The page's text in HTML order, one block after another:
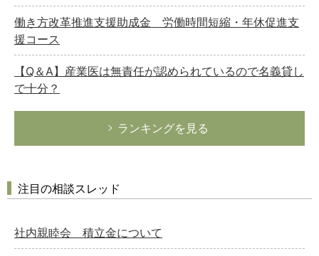
働き方改革推進支援助成金 労働時間短縮・年休促進支
援コース
【Q＆A】産業医は無責任が認められているので名義貸し
で十分？
ランキングを見る
注目の相談スレッド
社内親睦会 積立金について